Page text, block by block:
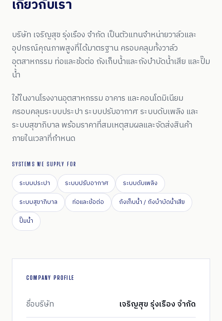
เกี่ยวกับเรา
บริษัท เจริญสุข รุ่งเรือง จำกัด เป็นตัวแทนจำหน่ายวาล์วและ
อุปกรณ์คุณภาพสูงที่ได้มาตรฐาน ครอบคลุมทั้งวาล์ว
อุตสาหกรรม ท่อและข้อต่อ ถังเก็บน้ำและถังบำบัดน้ำเสีย และปั๊ม
น้ำ
ใช้ในงานโรงงานอุตสาหกรรม อาคาร และคอนโดมิเนียม
ครอบคลุมระบบประปา ระบบปรับอากาศ ระบบดับเพลิง และ
ระบบสุขาภิบาล พร้อมราคาที่สมเหตุสมผลและจัดส่งสินค้า
ภายในเวลาที่กำหนด
SYSTEMS WE SUPPLY FOR
ระบบประปา ระบบปรับอากาศ
ระบบดับเพลิง
ระบบสุขาภิบาล
ท่อและข้อต่อ
ถังเก็บน้ำ / ถังบำบัดน้ำเสีย
ปั๊มน้ำ
COMPANY PROFILE
ชื่อบริษัท
เจริญสุข รุ่งเรือง จำกัด